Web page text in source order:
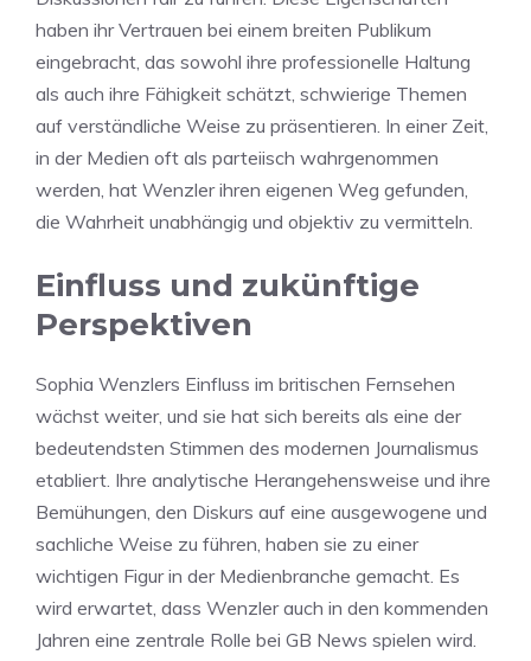
haben ihr Vertrauen bei einem breiten Publikum
eingebracht, das sowohl ihre professionelle Haltung
als auch ihre Fähigkeit schätzt, schwierige Themen
auf verständliche Weise zu präsentieren. In einer Zeit,
in der Medien oft als parteiisch wahrgenommen
werden, hat Wenzler ihren eigenen Weg gefunden,
die Wahrheit unabhängig und objektiv zu vermitteln.
Einfluss und zukünftige
Perspektiven
Sophia Wenzlers Einfluss im britischen Fernsehen
wächst weiter, und sie hat sich bereits als eine der
bedeutendsten Stimmen des modernen Journalismus
etabliert. Ihre analytische Herangehensweise und ihre
Bemühungen, den Diskurs auf eine ausgewogene und
sachliche Weise zu führen, haben sie zu einer
wichtigen Figur in der Medienbranche gemacht. Es
wird erwartet, dass Wenzler auch in den kommenden
Jahren eine zentrale Rolle bei GB News spielen wird.